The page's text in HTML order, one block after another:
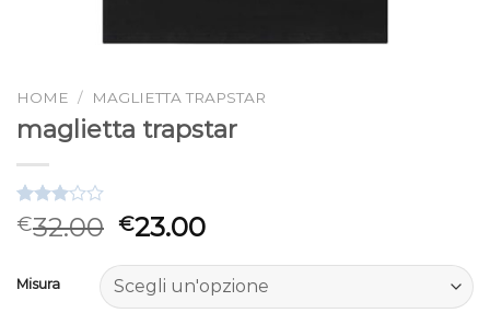
HOME / MAGLIETTA TRAPSTAR
maglietta trapstar
Valutato
3.00
base di
3
€32.00 €23.00
Misura